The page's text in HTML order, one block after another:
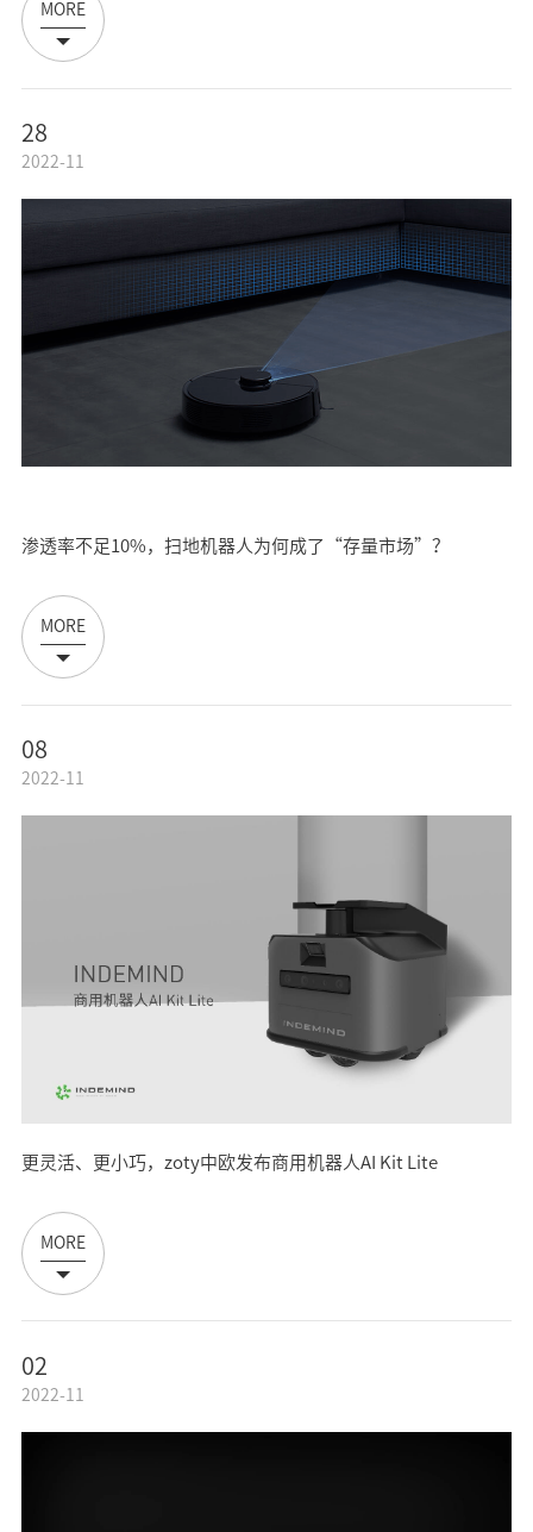
MORE
28
2022-11
渗透率不足10%，扫地机器人为何成了“存量市场”？
MORE
08
2022-11
更灵活、更小巧，zoty中欧发布商用机器人AI Kit Lite
MORE
02
2022-11